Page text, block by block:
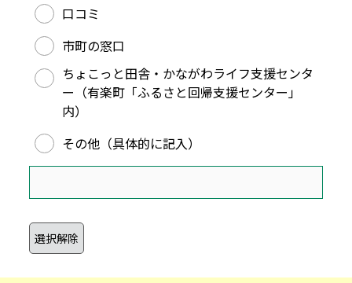
口コミ
市町の窓口
ちょこっと田舎・かながわライフ支援センタ
ー（有楽町「ふるさと回帰支援センター」
内）
その他（具体的に記入）